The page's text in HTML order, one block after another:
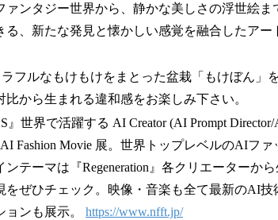
ァンタジー世界から、静かな美しさの浮世絵
る、新たな発見と懐かしい感覚を融合したアー
ラフルなもけもけをまとった盆栽「もけぼん」
比から生まれる違和感をお楽しみ下さい。
』世界で活躍する AI Creator (AI Prompt
AI Fashion Movie 展。世界トップレベルのAIフ
ンテーマは『Regeneration』各クリエーターか
をぜひチェック。映像・音楽も全て最新のAI
ョンも展示。 https://www.nfft.jp/